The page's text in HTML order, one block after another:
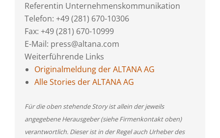
Referentin Unternehmenskommunikation
Telefon: +49 (281) 670-10306
Fax: +49 (281) 670-10999
E-Mail: press@altana.com
Weiterführende Links
Originalmeldung der ALTANA AG
Alle Stories der ALTANA AG
Für die oben stehende Story ist allein der jeweils
angegebene Herausgeber (siehe Firmenkontakt oben)
verantwortlich. Dieser ist in der Regel auch Urheber des